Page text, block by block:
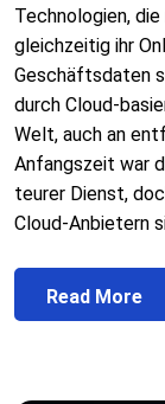
Technologien, die
gleichzeitig ihr
Geschäftsdaten
durch Cloud-
Welt, auch an
Anfangszeit war
teurer Dienst,
Cloud-Anbietern
Read More